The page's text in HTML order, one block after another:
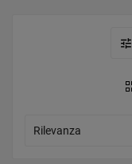

Rilevanza